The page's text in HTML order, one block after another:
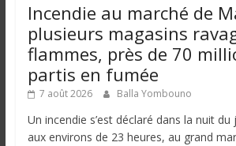
Incendie au marché de
plusieurs magasins
flammes, près de 70
partis en fumée
7 août 2026 Balla Yombouno
Un incendie s’est déclaré dans la nuit
aux environs de 23 heures, au grand